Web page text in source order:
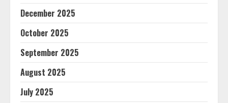
December 2025
October 2025
September 2025
August 2025
July 2025